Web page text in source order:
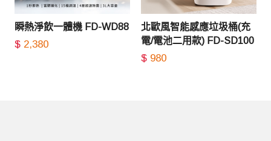
瞬熱淨飲一體機 FD-WD88
$ 2,380
北歐風智能感應垃圾桶(充
電/電池二用款) FD-SD100
$ 980